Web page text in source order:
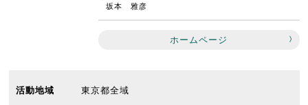
坂本 雅彦
ホームページ
活動地域 東京都全域